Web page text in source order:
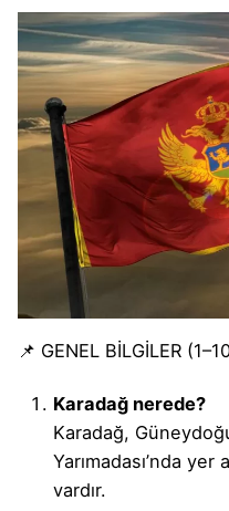
📌 GENEL BİLGİLER
Karadağ nerede?
Karadağ,
Yarımadası’nda yer
vardır.